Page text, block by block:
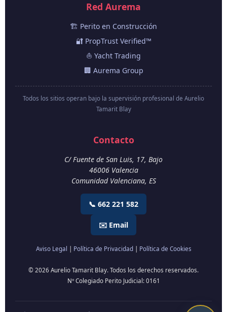
Red Aurema
🏗️ Perito en Construcción
🔐 PropTrust Verified™
⛵ Yacht Trading
🏢 Aurema Group
Todos los sitios operan bajo la supervisión profesional de Aurelio
Tamarit Blay
Contacto
C/ Fuente de San Luis, 17, Bajo
46006 Valencia
Comunidad Valenciana, ES
📞 662 221 582
✉️ Email
Aviso Legal Política de Privacidad Política de Cookies
© 2026 Aurelio Tamarit Blay. Todos los derechos reservados.
Nº Colegiado Perito Judicial: 0161